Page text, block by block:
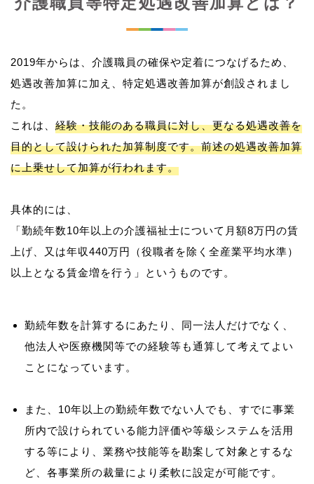
2019年からは、介護職員の確保や定着につなげるため、
処遇改善加算に加え、特定処遇改善加算が創設されまし
た。
これは、 経験・技能のある職員に対し、更なる処遇改善を
目的として設けられた加算制度です。前述の処遇改善加算
に上乗せして加算が行われます。
具体的には、
「勤続年数10年以上の介護福祉士について月額8万円の賃
上げ、又は年収440万円（役職者を除く全産業平均水準）
勤続年数を計算するにあたり、同一法人だけでなく、
他法人や医療機関等での経験等も通算して考えてよい
ことになっています。
また、10年以上の勤続年数でない人でも、すでに事業
所内で設けられている能力評価や等級システムを活用
する等により、業務や技能等を勘案して対象とするな
ど、各事業所の裁量により柔軟に設定が可能です。